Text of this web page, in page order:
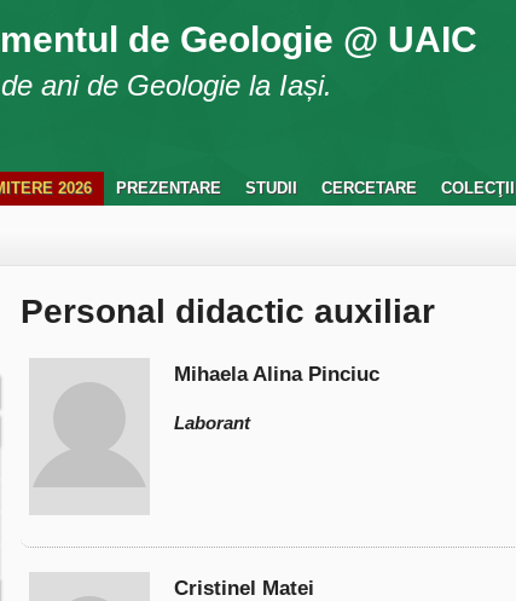
de Geologie @ UAIC
ani de Geologie la Iași.
2026 PREZENTARE STUDII CERCETARE COLECŢII
Personal didactic auxiliar
Mihaela Alina Pinciuc
Laborant
Cristinel Matei